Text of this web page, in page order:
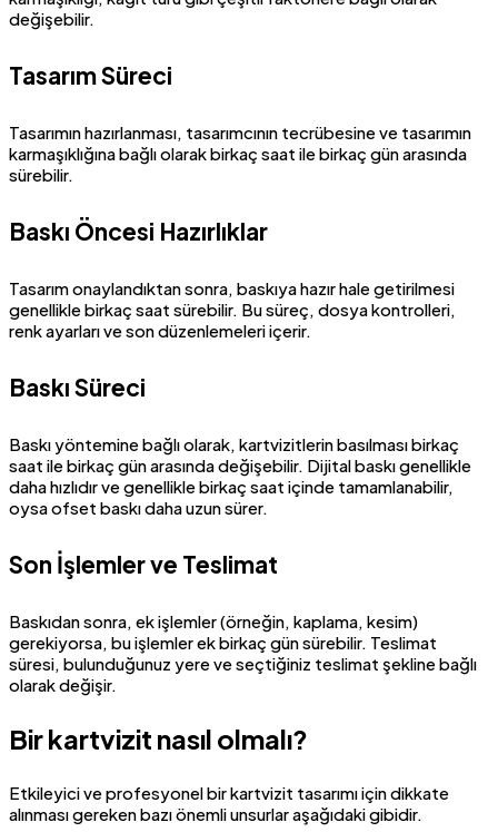
değişebilir.
Tasarım Süreci
Tasarımın hazırlanması, tasarımcının tecrübesine ve tasarımın
karmaşıklığına bağlı olarak birkaç saat ile birkaç gün arasında
sürebilir.
Baskı Öncesi Hazırlıklar
Tasarım onaylandıktan sonra, baskıya hazır hale getirilmesi
genellikle birkaç saat sürebilir. Bu süreç, dosya kontrolleri,
renk ayarları ve son düzenlemeleri içerir.
Baskı Süreci
Baskı yöntemine bağlı olarak, kartvizitlerin basılması birkaç
saat ile birkaç gün arasında değişebilir. Dijital baskı genellikle
daha hızlıdır ve genellikle birkaç saat içinde tamamlanabilir,
oysa ofset baskı daha uzun sürer.
Son İşlemler ve Teslimat
Baskıdan sonra, ek işlemler (örneğin, kaplama, kesim)
gerekiyorsa, bu işlemler ek birkaç gün sürebilir. Teslimat
süresi, bulunduğunuz yere ve seçtiğiniz teslimat şekline bağlı
olarak değişir.
Bir kartvizit nasıl olmalı?
Etkileyici ve profesyonel bir kartvizit tasarımı için dikkate
alınması gereken bazı önemli unsurlar aşağıdaki gibidir.